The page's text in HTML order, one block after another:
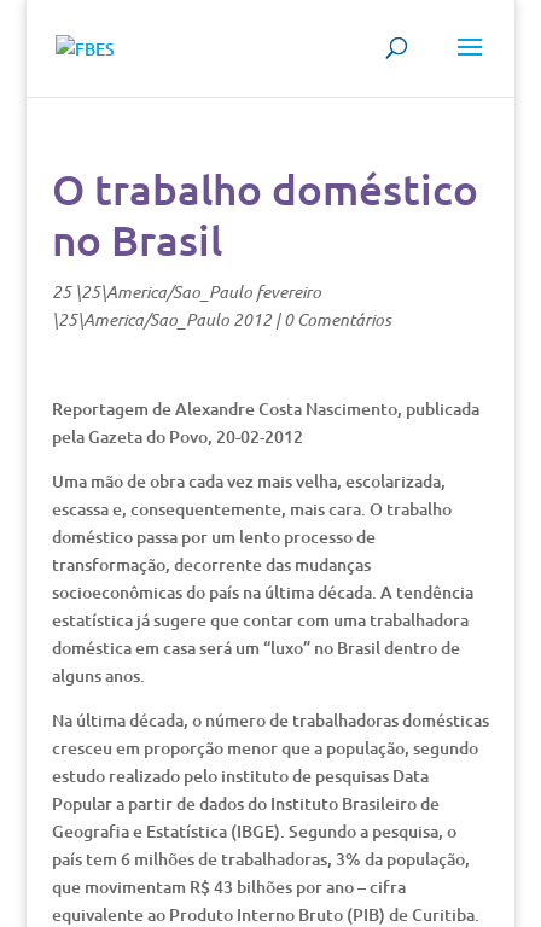
O trabalho doméstico
no Brasil
25 \25\America/Sao_Paulo fevereiro
\25\America/Sao_Paulo 2012|0 Comentários
Reportagem de Alexandre Costa Nascimento, publicada
pela Gazeta do Povo, 20-02-2012
Uma mão de obra cada vez mais velha, escolarizada,
escassa e, consequentemente, mais cara. O trabalho
doméstico passa por um lento processo de
transformação, decorrente das mudanças
socioeconômicas do país na última década. A tendência
estatística já sugere que contar com uma trabalhadora
doméstica em casa será um “luxo” no Brasil dentro de
alguns anos.
Na última década, o número de trabalhadoras domésticas
cresceu em proporção menor que a população, segundo
estudo realizado pelo instituto de pesquisas Data
Popular a partir de dados do Instituto Brasileiro de
Geografia e Estatística (IBGE). Segundo a pesquisa, o
país tem 6 milhões de trabalhadoras, 3% da população,
que movimentam R$ 43 bilhões por ano – cifra
equivalente ao Produto Interno Bruto (PIB) de Curitiba.